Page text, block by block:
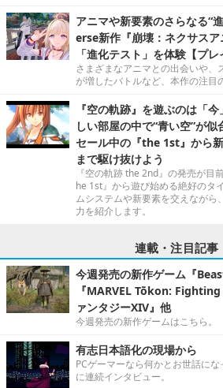
アニマや新要素のさらなる“
erse新作『崩壊：ネクサス
「進化テスト」を体験【プレ
さまざまなアニマとの出会いや、
が増したバトルなど、本作の注目
『空の軌跡』を遊ぶのは「
しい部屋の中で“青い空”が
セール中の『the 1st』から
まで駆け抜けよう
『空の軌跡 the 2nd』の発売が目
he 1st』から遊び始める絶好のタ
ムシステムや新要素を交えながら
力を紹介します。
連載・注目記事
今週発売の新作ゲーム『
『MARVEL Tōkon:
ァンタジーXIV』他
今週発売の新作ゲームはこちら。
有志日本語化の現場から
PCゲーマーなら何かとお世話に
に連続インタビュー。